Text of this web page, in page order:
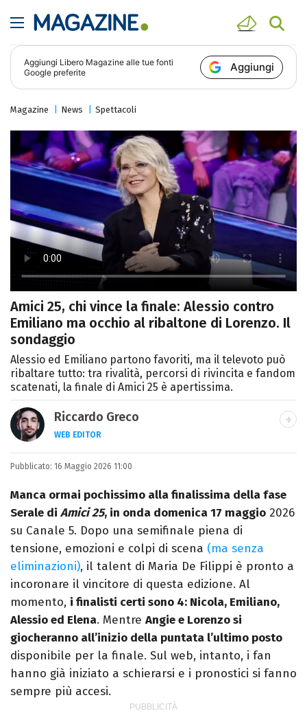
Aggiungi Libero Magazine alle tue fonti
Google preferite
Aggiungi
Magazine News Spettacoli
Amici 25, chi vince la finale: Alessio contro
Emiliano ma occhio al ribaltone di Lorenzo. Il
sondaggio
Alessio ed Emiliano partono favoriti, ma il televoto può
ribaltare tutto: tra rivalità, percorsi di rivincita e fandom
scatenati, la finale di Amici 25 è apertissima.
Riccardo Greco
WEB EDITOR
LINKEDIN
Si avvicina all'editoria studiando all'IED
come Fashion Editor. Si specializza poi in
Comunicazione digitale, Giornalismo e
Nuovi media presso La Sapienza,
collaborando con alcune testate ed uffici
stampa.
Pubblicato: 16 Maggio 2026 11:00
Manca ormai pochissimo alla finalissima della fase
Serale di Amici 25, in onda domenica 17 maggio 2026
su Canale 5. Dopo una semifinale piena di
tensione, emozioni e colpi di scena (ma senza
eliminazioni), il talent di Maria De Filippi è pronto a
incoronare il vincitore di questa edizione. Al
momento, i finalisti certi sono 4: Nicola, Emiliano,
Alessio ed Elena. Mentre Angie e Lorenzo si
giocheranno all’inizio della puntata l’ultimo posto
disponibile per la finale. Sul web, intanto, i fan
hanno già iniziato a schierarsi e i pronostici si fanno
sempre più accesi.